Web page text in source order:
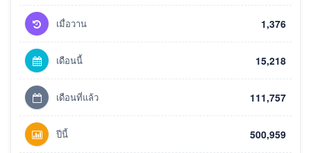
เมื่อวาน 1,376
เดือนนี้ 15,218
เดือนที่แล้ว 111,757
ปีนี้ 500,959